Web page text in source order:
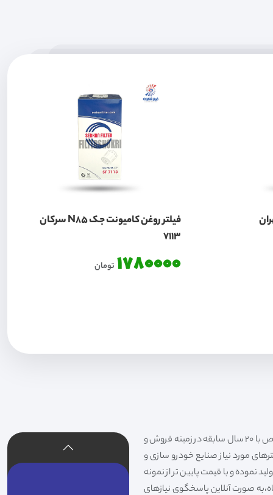
فیلتر روغن کامیونت جک N85 سرکان
7113
1780000 تومان
فیلتر شکری تهیه و توزیع کننده انواع فیلتر خودروهای سواری،سنگین،راهسازی و دستگاه های صنعتی و فیلتر های خاص با 20 سال سابقه در زمینه فروش و
مورد نیاز صنایع خودرو سازی و
نموده و با قیمت پایین تر از نمونه
صورت آنلاین پاسخگوی نیازهای